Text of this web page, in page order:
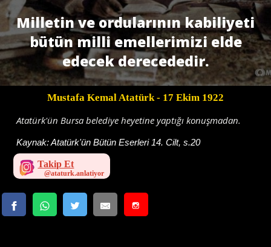
Milletin ve ordularının kabiliyeti
bütün milli emellerimizi elde
edecek derecededir.
Mustafa Kemal Atatürk- 17 Ekim 1922
Atatürk'ün Bursa belediye heyetine yaptığı konuşmadan.
Kaynak:Atatürk'ün Bütün Eserleri 14. Cilt, s.20
Takip Et